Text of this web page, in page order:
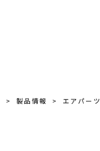
製品情報 エアパーツ